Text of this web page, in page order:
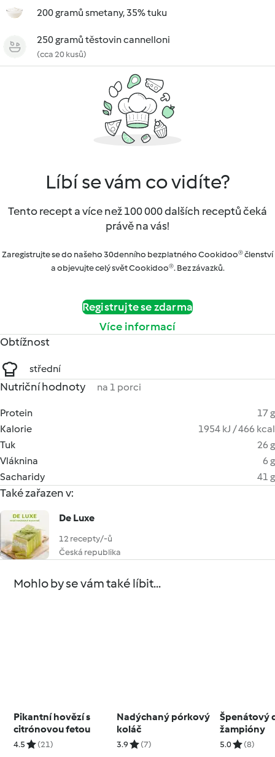
200 gramů smetany, 35% tuku
250 gramů těstovin cannelloni
(cca 20 kusů)
Líbí se vám co vidíte?
Tento recept a více než 100 000 dalších receptů čeká
právě na vás!
Zaregistrujte se do našeho 30denního bezplatného Cookidoo® členství
a objevujte celý svět Cookidoo®. Bez závazků.
Registrujte se zdarma
Více informací
Obtížnost
střední
Nutriční hodnoty na 1 porci
Protein
17 g
Kalorie
1954 kJ / 466 kcal
Tuk
26 g
Vláknina
6 g
Sacharidy
41 g
Také zařazen v:
De Luxe
12 recepty/-ů
Česká republika
Mohlo by se vám také líbit...
Pikantní hovězí s
citrónovou fetou
4.5 (21)
Nadýchaný pórkový
koláč
3.9 (7)
Špenátový
žampióny
5.0 (8)